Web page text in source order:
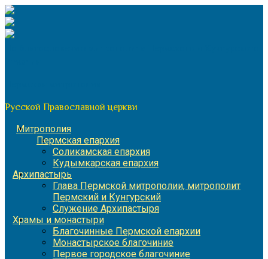
Перейти
к
содержимому
Русской Православной церкви
Митрополия
Пермская епархия
Соликамская епархия
Кудымкарская епархия
Архипастырь
Глава Пермской митрополии, митрополит
Пермский и Кунгурский
Служение Архипастыря
Храмы и монастыри
Благочинные Пермской епархии
Монастырское благочиние
Первое городское благочиние